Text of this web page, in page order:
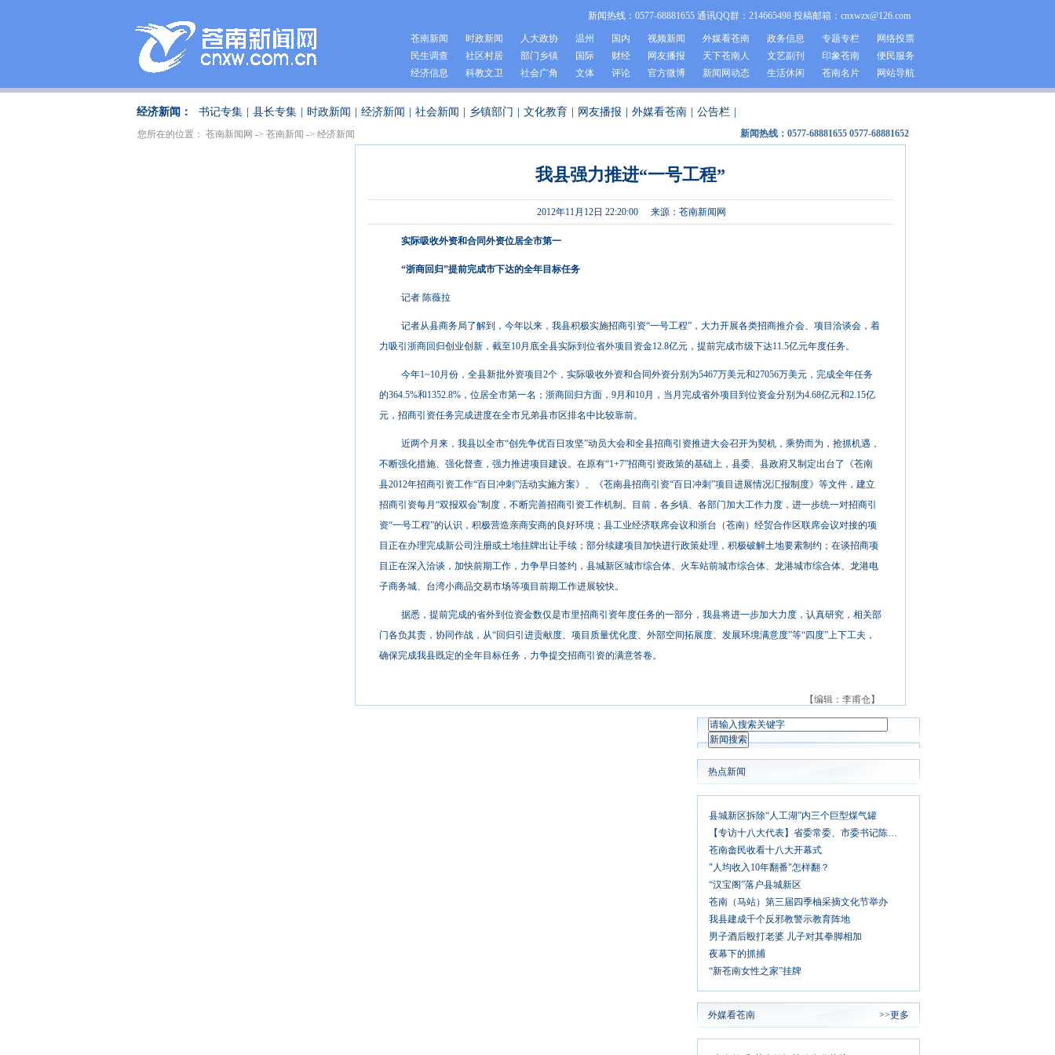
新闻热线：0577-68881655 通讯QQ群：214665498 投稿邮箱：cnxwzx@126.com
苍南新闻 时政新闻 人大政协 温州 国内 视频新闻 外媒看苍南 政务信息 专题专栏
网络投票
民生调查
社区村居 部门乡镇 国际 财经 网友播报 天下苍南人 文艺副刊 印象苍南
便民服务
经济信息
科教文卫 社会广角 文体 评论 官方微博 新闻网动态 生活休闲 苍南名片 网站导航
经济新闻： 书记专集 县长专集 时政新闻 经济新闻 社会新闻 乡镇部门 文化教育 网友播报 外媒看苍南 公告栏
您所在的位置： 苍南新闻网 -> 苍南新闻 -> 经济新闻 新闻热线：0577-68881655 0577-68881652
我县强力推进“一号工程”
2012年11月12日 22:20:00 来源：苍南新闻网
实际吸收外资和合同外资位居全市第一
“浙商回归”提前完成市下达的全年目标任务
记者 陈薇拉
记者从县商务局了解到，今年以来，我县积极实施招商引资“一号工程”，大力开展各类招商推介会、项目洽谈会，着
力吸引浙商回归创业创新，截至10月底全县实际到位省外项目资金12.8亿元，提前完成市级下达11.5亿元年度任务。
今年1~10月份，全县新批外资项目2个，实际吸收外资和合同外资分别为5467万美元和27056万美元，完成全年任务
的364.5%和1352.8%，位居全市第一名；浙商回归方面，9月和10月，当月完成省外项目到位资金分别为4.68亿元和2.15亿
元，招商引资任务完成进度在全市兄弟县市区排名中比较靠前。
近两个月来，我县以全市“创先争优百日攻坚”动员大会和全县招商引资推进大会召开为契机，乘势而为，抢抓机遇，
不断强化措施、强化督查，强力推进项目建设。在原有“1+7”招商引资政策的基础上，县委、县政府又制定出台了《苍南
县2012年招商引资工作“百日冲刺”活动实施方案》、《苍南县招商引资“百日冲刺”项目进展情况汇报制度》等文件，建立
招商引资每月“双报双会”制度，不断完善招商引资工作机制。目前，各乡镇、各部门加大工作力度，进一步统一对招商引
资“一号工程”的认识，积极营造亲商安商的良好环境；县工业经济联席会议和浙台（苍南）经贸合作区联席会议对接的项
目正在办理完成新公司注册或土地挂牌出让手续；部分续建项目加快进行政策处理，积极破解土地要素制约；在谈招商项
目正在深入洽谈，加快前期工作，力争早日签约，县城新区城市综合体、火车站前城市综合体、龙港城市综合体、龙港电
子商务城、台湾小商品交易市场等项目前期工作进展较快。
据悉，提前完成的省外到位资金数仅是市里招商引资年度任务的一部分，我县将进一步加大力度，认真研究，相关部
门各负其责，协同作战，从“回归引进贡献度、项目质量优化度、外部空间拓展度、发展环境满意度”等“四度”上下工夫，
确保完成我县既定的全年目标任务，力争提交招商引资的满意答卷。
【编辑：李甫仓】
热点新闻
县城新区拆除“人工湖”内三个巨型煤气罐
【专访十八大代表】省委常委、市委书记陈德荣
苍南畲民收看十八大开幕式
"人均收入10年翻番"怎样翻？
“汉宝阁”落户县城新区
苍南（马站）第三届四季柚采摘文化节举办
我县建成千个反邪教警示教育阵地
男子酒后殴打老婆 儿子对其拳脚相加
夜幕下的抓捕
“新苍南女性之家”挂牌
>>更多
外媒看苍南